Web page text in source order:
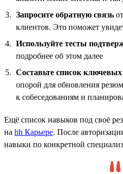
Запросите обратную связь
клиентов. Это поможет
Используйте тесты
подробнее об этом далее
Составьте список
опорой для обновления
к собеседованиям и
Ещё список навыков под своё
на hh Карьере. После
навыки по конкретной